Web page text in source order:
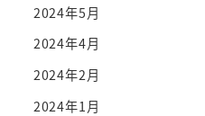
2024年5月
2024年4月
2024年2月
2024年1月